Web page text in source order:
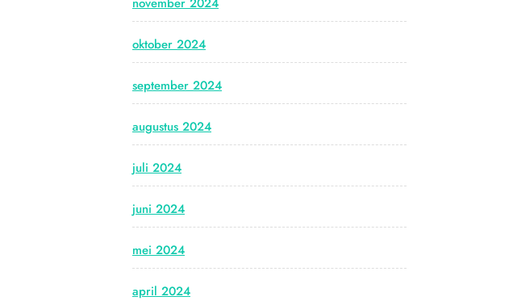
oktober 2024
september 2024
augustus 2024
juli 2024
juni 2024
mei 2024
april 2024